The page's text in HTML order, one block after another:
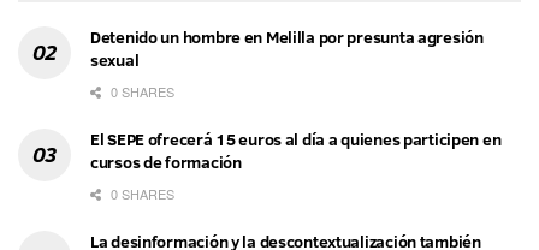
Detenido un hombre en Melilla por presunta agresión
sexual
0 SHARES
El SEPE ofrecerá 15 euros al día a quienes participen en
cursos de formación
0 SHARES
La desinformación y la descontextualización también